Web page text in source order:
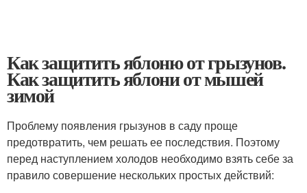
Как защитить яблоню от грызунов.
Как защитить яблони от мышей
зимой
Проблему появления грызунов в саду проще
предотвратить, чем решать ее последствия. Поэтому
перед наступлением холодов необходимо взять себе за
правило совершение нескольких простых действий: